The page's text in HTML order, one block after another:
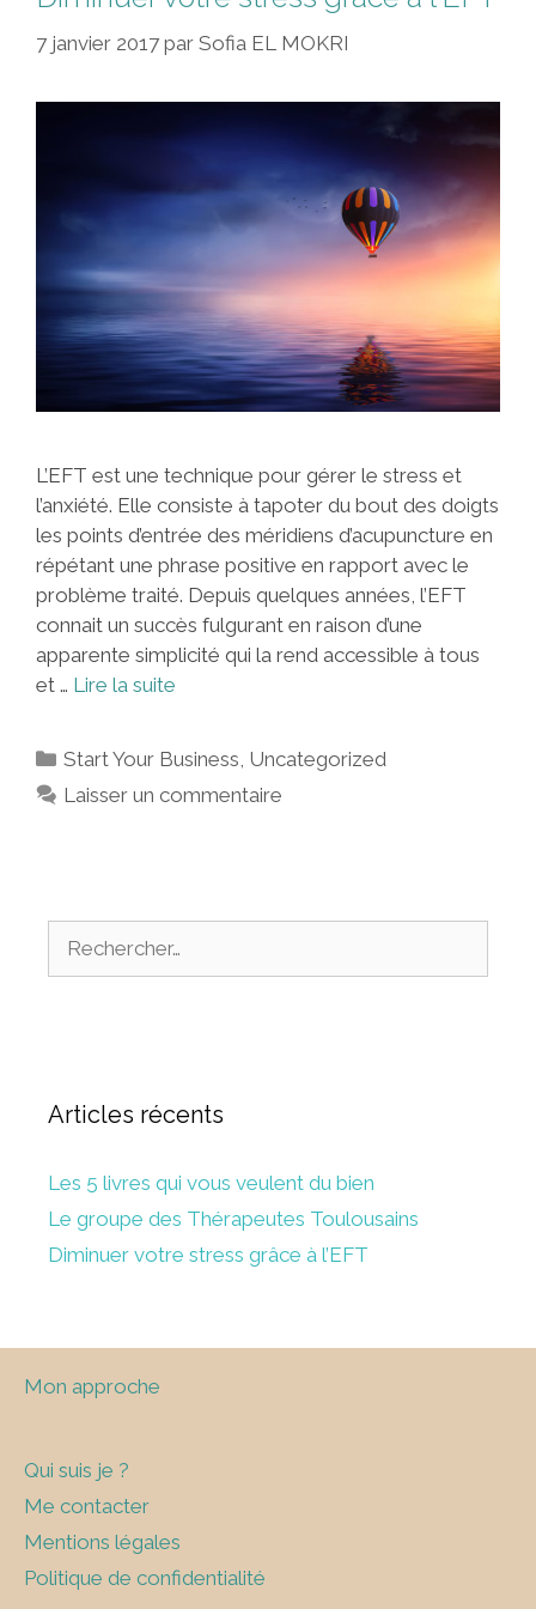
7 janvier 2017 par Sofia EL MOKRI
L’EFT est une technique pour gérer le stress et
l’anxiété. Elle consiste à tapoter du bout des doigts
les points d’entrée des méridiens d’acupuncture en
répétant une phrase positive en rapport avec le
problème traité. Depuis quelques années, l’EFT
connait un succès fulgurant en raison d’une
apparente simplicité qui la rend accessible à tous
et … Lire la suite
Catégories
Start Your Business Uncategorized
Laisser un commentaire
Articles récents
Les 5 livres qui vous veulent du bien
Le groupe des Thérapeutes Toulousains
Diminuer votre stress grâce à l’EFT
Mon approche
Qui suis je ?
Me contacter
Mentions légales
Politique de confidentialité